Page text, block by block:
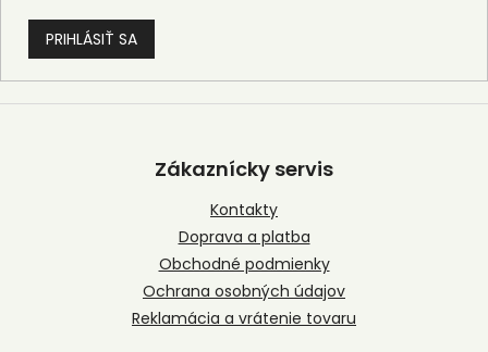
PRIHLÁSIŤ SA
Z
Zákaznícky servis
Kontakty
Doprava a platba
Obchodné podmienky
Ochrana osobných údajov
Reklamácia a vrátenie tovaru